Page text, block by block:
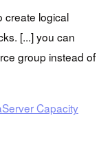
create logical
[...] you can
group instead of
Capacity